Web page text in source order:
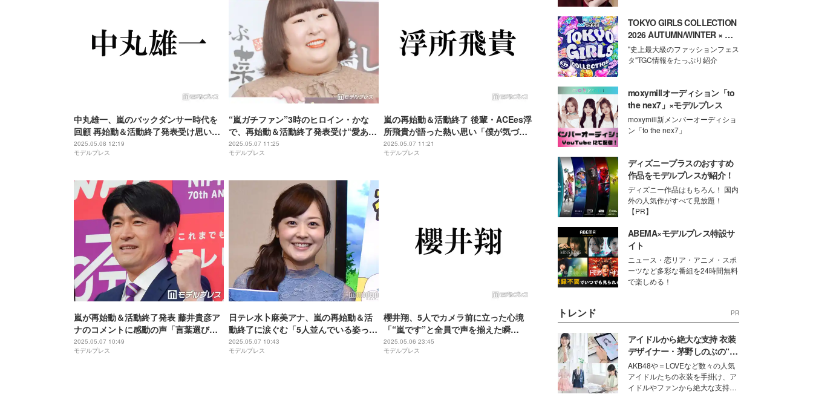
中丸雄一、嵐のバックダンサー時代を
回顧 再始動＆活動終了発表受け思いつ
づる「ツアーが最高の時間になります
ように」
2025.05.08 12:19
モデルプレス
“嵐ガチファン”3時のヒロイン・かな
で、再始動＆活動終了発表受け“愛ある
メッセージ”投稿「同感です」「素敵」
と反響
2025.05.07 11:25
モデルプレス
嵐の再始動＆活動終了 後輩・ACEes浮
所飛貴が語った熱い思い「僕が気づい
た頃には僕の中に嵐がもういた」
2025.05.07 11:21
モデルプレス
嵐が再始動＆活動終了発表 藤井貴彦ア
ナのコメントに感動の声「言葉選びが
素敵」「涙腺崩壊」
2025.05.07 10:49
モデルプレス
日テレ水卜麻美アナ、嵐の再始動＆活
動終了に涙ぐむ「5人並んでいる姿って
本当に最強ですね」
2025.05.07 10:43
モデルプレス
櫻井翔、5人でカメラ前に立った心境
「“嵐です”と全員で声を揃えた瞬
間…」再始動＆活動終了発表受け
「news zero」でコメント
2025.05.06 23:45
モデルプレス
TOKYO GIRLS COLLECTION
2026 AUTUMN/WINTER × モ
デルプレス
"史上最大級のファッションフェス
タ"TGC情報をたっぷり紹介
moxymillオーディション「to
the nex7」×モデルプレス
moxymill新メンバーオーディショ
ン「to the nex7」
ディズニープラスのおすすめ
作品をモデルプレスが紹介！
ディズニー作品はもちろん！ 国内
外の人気作がすべて見放題！
【PR】
ABEMA×モデルプレス特設サ
イト
ニュース・恋リア・アニメ・スポ
ーツなど多彩な番組を24時間無料
で楽しめる！
トレンド PR
アイドルから絶大な支持 衣装
デザイナー・茅野しのぶの“可
愛い”を作る美学＜「シチズン
クロスシー」インタビュー＞
AKB48や＝LOVEなど数々の人気
アイドルたちの衣装を手掛け、ア
イドルやファンから絶大な支持を